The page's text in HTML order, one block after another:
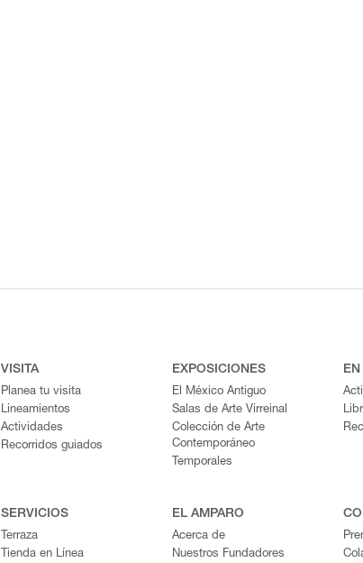
VISITA
Planea tu visita
Lineamientos
Actividades
Recorridos guiados
EXPOSICIONES
El México Antiguo
Salas de Arte Virreinal
Colección de Arte
Contemporáneo
Temporales
SERVICIOS
Terraza
Tienda en Línea
EL AMPARO
Acerca de
Nuestros Fundadores